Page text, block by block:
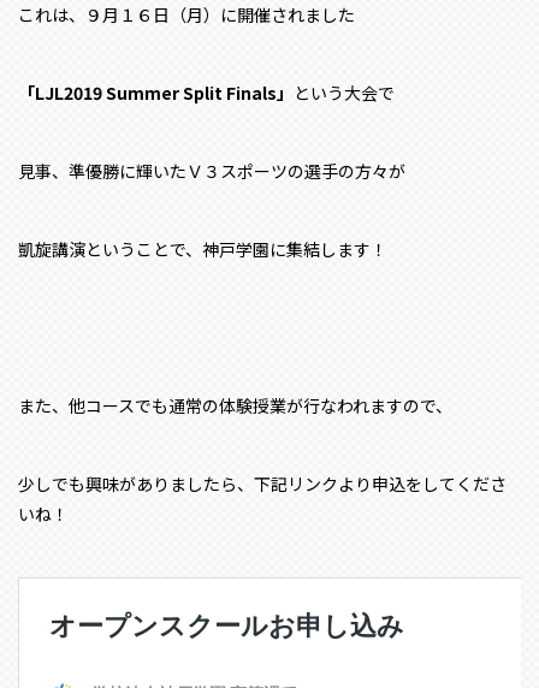
これは、９月１６日（月）に開催されました
「LJL2019 Summer Split Finals」 という大会で
見事、準優勝に輝いたＶ３スポーツの選手の方々が
凱旋講演ということで、神戸学園に集結します！
また、他コースでも通常の体験授業が行なわれますので、
少しでも興味がありましたら、下記リンクより申込をしてくださ
いね！